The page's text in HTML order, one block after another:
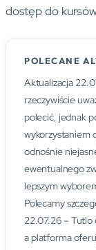
dostęp do
POLECANE
Aktualizacja
rzeczywiście
polecić, jednak
wykorzystaniem
odnośnie
ewentualnego
lepszym
Polecamy
22.07.26 – Tutlo
a platforma